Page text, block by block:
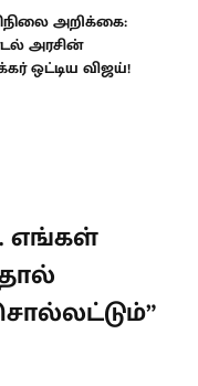
அறிக்கை:
அரசின்
ஒட்டிய விஜய்!
எங்கள்